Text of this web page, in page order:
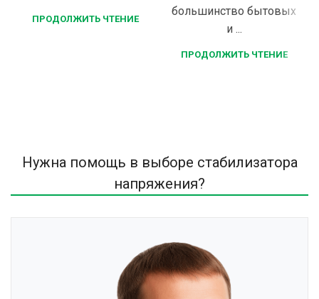
ПРОДОЛЖИТЬ ЧТЕНИЕ
большинство бытовых
и ...
ПРОДОЛЖИТЬ ЧТЕНИЕ
Нужна помощь в выборе стабилизатора
напряжения?